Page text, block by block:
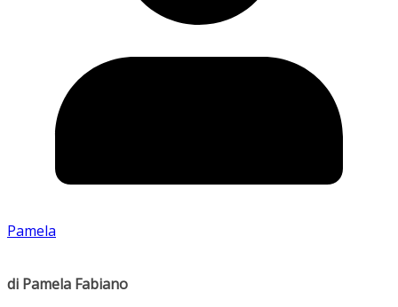
Pamela
di Pamela Fabiano